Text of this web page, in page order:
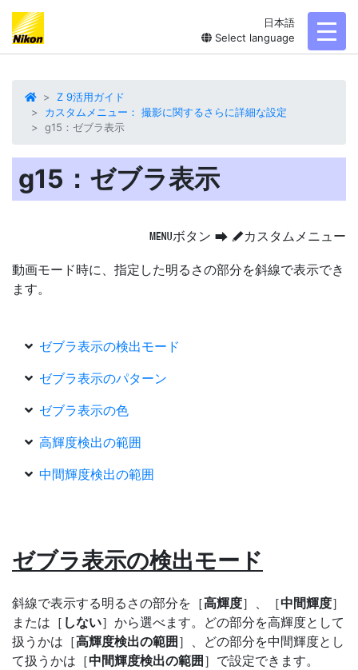
日本語
Select language
Z 9活用ガイド
カスタムメニュー： 撮影に関するさらに詳細な設定
g15：ゼブラ表示
g15：ゼブラ表示
Gボタン U Aカスタムメニュー
動画モード時に、指定した明るさの部分を斜線で表示でき
ます。
ゼブラ表示の検出モード
ゼブラ表示のパターン
ゼブラ表示の色
高輝度検出の範囲
中間輝度検出の範囲
ゼブラ表示の検出モード
斜線で表示する明るさの部分を［高輝度］、［中間輝度］
または［ しない］から選べます。どの部分を高輝度として
扱うかは［高輝度検出の範囲 ］、どの部分を中間輝度とし
て扱うかは［中間輝度検出の範囲 ］で設定できます。